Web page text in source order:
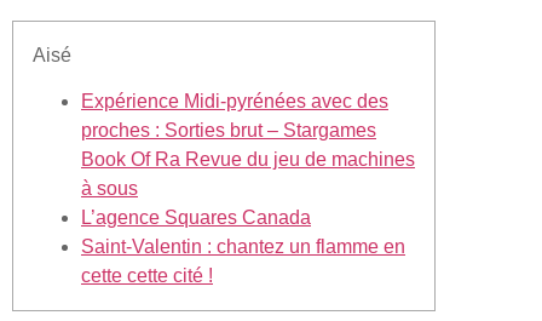
Aisé
Expérience Midi-pyrénées avec des
proches : Sorties brut – Stargames
Book Of Ra Revue du jeu de machines
à sous
L’agence Squares Canada
Saint-Valentin : chantez un flamme en
cette cette cité !